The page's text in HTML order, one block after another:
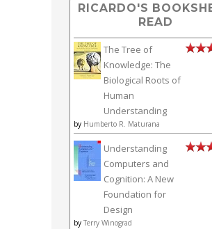
RICARDO'S
READ
The Tree of
Knowledge: The
Biological Roots of
Human
Understanding
by Humberto R. Maturana
Understanding
Computers and
Cognition: A New
Foundation for
Design
by Terry Winograd